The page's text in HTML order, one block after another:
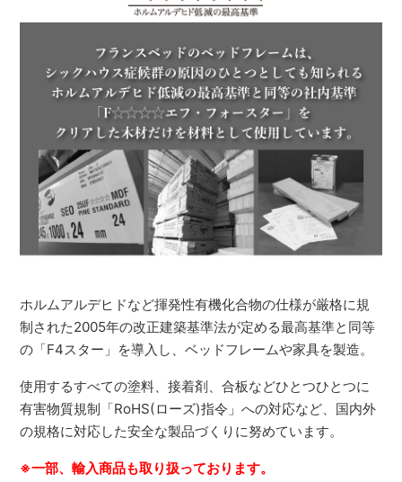
ホルムアルデヒドなど揮発性有機化合物の仕様が厳格に規
制された2005年の改正建築基準法が定める最高基準と同等
の「F4スター」を導入し、ベッドフレームや家具を製造。
使用するすべての塗料、接着剤、合板などひとつひとつに
有害物質規制「RoHS(ローズ)指令」への対応など、国内外
の規格に対応した安全な製品づくりに努めています。
※一部、輸入商品も取り扱っております。